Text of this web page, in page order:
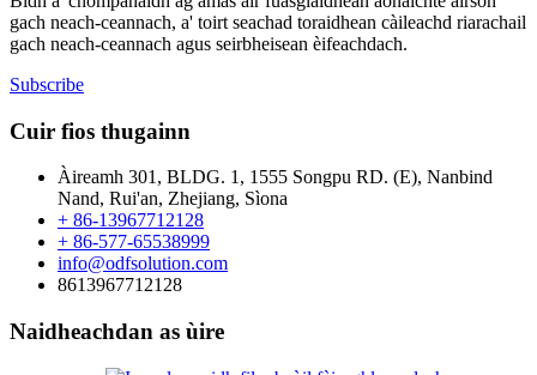
gach neach-ceannach, a' toirt seachad toraidhean càileachd riarachail
gach neach-ceannach agus seirbheisean èifeachdach.
Subscribe
Cuir fios thugainn
Àireamh 301, BLDG. 1, 1555 Songpu RD. (E), Nanbind
Nand, Rui'an, Zhejiang, Sìona
+ 86-13967712128
+ 86-577-65538999
info@odfsolution.com
8613967712128
Naidheachdan as ùire